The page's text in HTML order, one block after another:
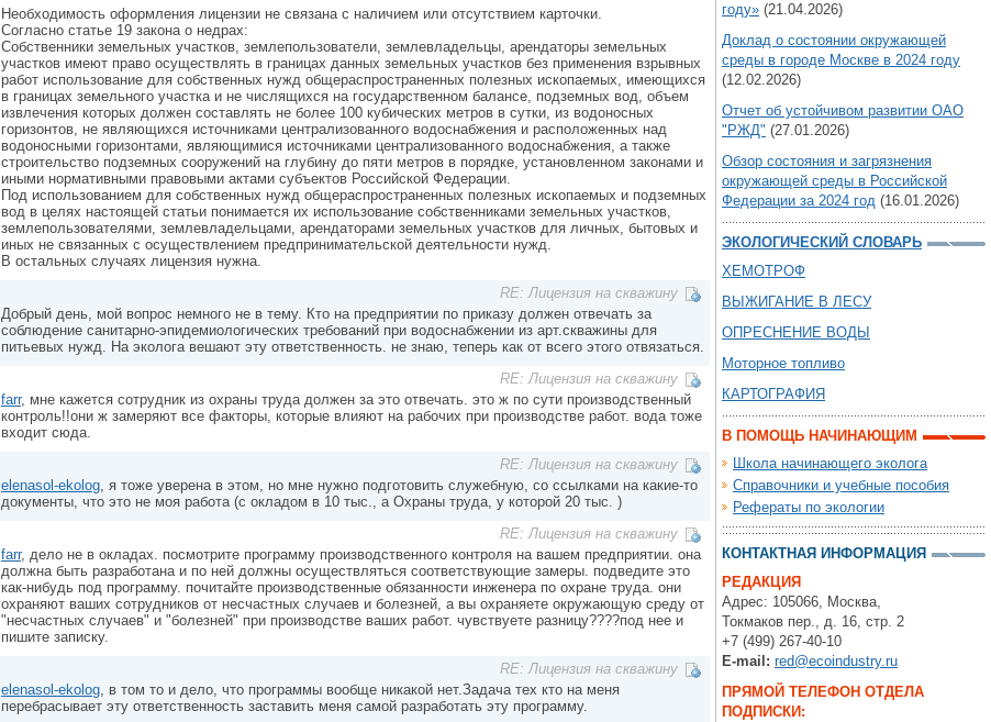
Необходимость оформления лицензии не связана с наличием или отсутствием карточки.
Согласно статье 19 закона о недрах:
Собственники земельных участков, землепользователи, землевладельцы, арендаторы земельных
участков имеют право осуществлять в границах данных земельных участков без применения взрывных
работ использование для собственных нужд общераспространенных полезных ископаемых, имеющихся
в границах земельного участка и не числящихся на государственном балансе, подземных вод, объем
извлечения которых должен составлять не более 100 кубических метров в сутки, из водоносных
горизонтов, не являющихся источниками централизованного водоснабжения и расположенных над
водоносными горизонтами, являющимися источниками централизованного водоснабжения, а также
строительство подземных сооружений на глубину до пяти метров в порядке, установленном законами и
иными нормативными правовыми актами субъектов Российской Федерации.
Под использованием для собственных нужд общераспространенных полезных ископаемых и подземных
вод в целях настоящей статьи понимается их использование собственниками земельных участков,
землепользователями, землевладельцами, арендаторами земельных участков для личных, бытовых и
иных не связанных с осуществлением предпринимательской деятельности нужд.
В остальных случаях лицензия нужна.
RE: Лицензия на скважину
Добрый день, мой вопрос немного не в тему. Кто на предприятии по приказу должен отвечать за
соблюдение санитарно-эпидемиологических требований при водоснабжении из арт.скважины для
питьевых нужд. На эколога вешают эту ответственность. не знаю, теперь как от всего этого отвязаться.
RE: Лицензия на скважину
farr, мне кажется сотрудник из охраны труда должен за это отвечать. это ж по сути производственный
контроль!!они ж замеряют все факторы, которые влияют на рабочих при производстве работ. вода тоже
входит сюда.
RE: Лицензия на скважину
elenasol-ekolog, я тоже уверена в этом, но мне нужно подготовить служебную, со ссылками на какие-то
документы, что это не моя работа (с окладом в 10 тыс., а Охраны труда, у которой 20 тыс. )
RE: Лицензия на скважину
farr, дело не в окладах. посмотрите программу производственного контроля на вашем предприятии. она
должна быть разработана и по ней должны осуществляться соответствующие замеры. подведите это
как-нибудь под программу. почитайте производственные обязанности инженера по охране труда. они
охраняют ваших сотрудников от несчастных случаев и болезней, а вы охраняете окружающую среду от
"несчастных случаев" и "болезней" при производстве ваших работ. чувствуете разницу????под нее и
пишите записку.
RE: Лицензия на скважину
elenasol-ekolog, в том то и дело, что программы вообще никакой нет.Задача тех кто на меня
перебрасывает эту ответственность заставить меня самой разработать эту программу.
году» (21.04.2026)
Доклад о состоянии окружающей
среды в городе Москве в 2024 году
(12.02.2026)
Отчет об устойчивом развитии ОАО
"РЖД" (27.01.2026)
Обзор состояния и загрязнения
окружающей среды в Российской
Федерации за 2024 год (16.01.2026)
ЭКОЛОГИЧЕСКИЙ СЛОВАРЬ
ХЕМОТРОФ
ВЫЖИГАНИЕ В ЛЕСУ
ОПРЕСНЕНИЕ ВОДЫ
Моторное топливо
КАРТОГРАФИЯ
В ПОМОЩЬ НАЧИНАЮЩИМ
Школа начинающего эколога
Справочники и учебные пособия
Рефераты по экологии
КОНТАКТНАЯ ИНФОРМАЦИЯ
РЕДАКЦИЯ
Адрес: 105066, Москва,
Токмаков пер., д. 16, стр. 2
+7 (499) 267-40-10
E-mail: red@ecoindustry.ru
ПРЯМОЙ ТЕЛЕФОН ОТДЕЛА
ПОДПИСКИ: